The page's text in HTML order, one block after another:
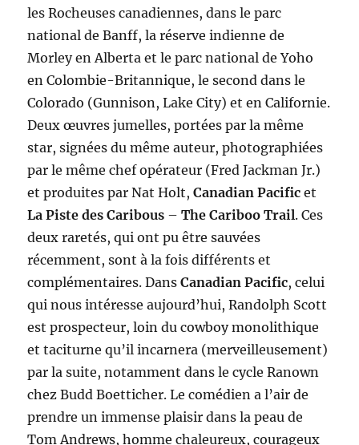
les Rocheuses canadiennes, dans le parc
national de Banff, la réserve indienne de
Morley en Alberta et le parc national de Yoho
en Colombie-Britannique, le second dans le
Colorado (Gunnison, Lake City) et en Californie.
Deux œuvres jumelles, portées par la même
star, signées du même auteur, photographiées
par le même chef opérateur (Fred Jackman Jr.)
et produites par Nat Holt,Canadian Pacific et
La Piste des Caribous –The Cariboo Trail. Ces
deux raretés, qui ont pu être sauvées
récemment, sont à la fois différents et
complémentaires. DansCanadian Pacific, celui
qui nous intéresse aujourd’hui, Randolph Scott
est prospecteur, loin du cowboy monolithique
et taciturne qu’il incarnera (merveilleusement)
par la suite, notamment dans le cycle Ranown
chez Budd Boetticher. Le comédien a l’air de
prendre un immense plaisir dans la peau de
Tom Andrews, homme chaleureux, courageux